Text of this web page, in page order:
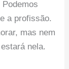
a profissão.
mas nem
nela.